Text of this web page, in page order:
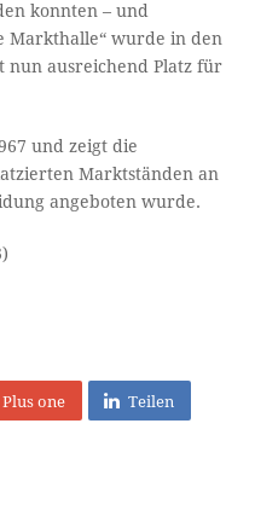
konnten – und
Markthalle“ wurde in den
nun ausreichend Platz für
und zeigt die
Marktständen an
angeboten wurde.
Plus one Teilen